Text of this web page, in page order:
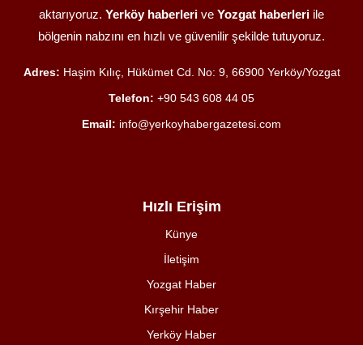
aktarıyoruz. Yerköy haberleri ve Yozgat haberleri ile
bölgenin nabzını en hızlı ve güvenilir şekilde tutuyoruz.
Adres: Haşim Kılıç, Hükümet Cd. No: 9, 66900 Yerköy/Yozgat
Telefon: +90 543 608 44 05
Email: info@yerkoyhabergazetesi.com
Hızlı Erişim
Künye
İletişim
Yozgat Haber
Kırşehir Haber
Yerköy Haber